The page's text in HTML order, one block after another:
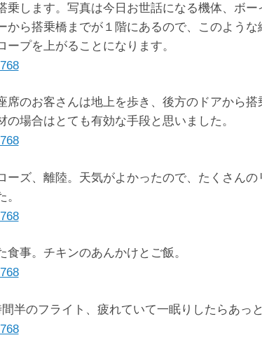
乗します。写真は今日お世話になる機体、ボー
から搭乗橋までが１階にあるので、このような
ープを上がることになります。
席のお客さんは地上を歩き、後方のドアから搭
の場合はとても有効な手段と思いました。
ーズ、離陸。天気がよかったので、たくさん
食事。チキンのあんかけとご飯。
半のフライト、疲れていて一眠りしたらあっ